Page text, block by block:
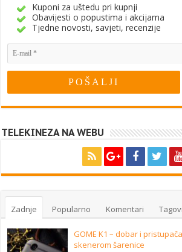
Kuponi za uštedu pri kupnji
Obavijesti o popustima i akcijama
Tjedne novosti, savjeti, recenzije
TELEKINEZA NA WEBU
Zadnje Popularno Komentari Tagovi
GOME K1 – dobar i
skenerom šarenice